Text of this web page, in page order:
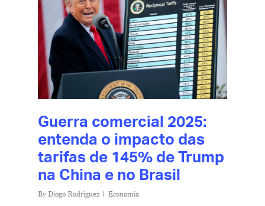
Guerra comercial 2025:
entenda o impacto das
tarifas de 145% de Trump
na China e no Brasil
By Diogo Rodriguez Economia